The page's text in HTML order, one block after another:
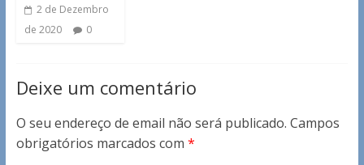
2 de Dezembro
de 2020
0
Deixe um comentário
O seu endereço de email não será publicado. Campos
obrigatórios marcados com *